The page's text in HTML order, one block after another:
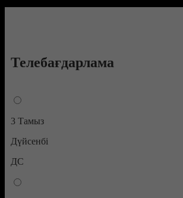
Телебағдарлама
3 Тамыз
Дүйсенбі
ДС